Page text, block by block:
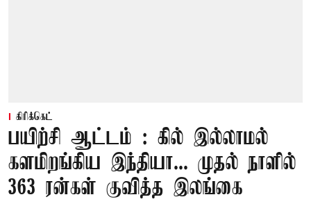
கிரிக்கெட்
பயிற்சி ஆட்டம் : கில் இல்லாமல்
களமிறங்கிய இந்தியா... முதல் நாளில்
363 ரன்கள் குவித்த இலங்கை